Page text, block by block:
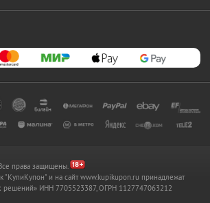
права защищены.
"КупиКупон" и на сайт www.kupikupon.ru принадлежат
решений» ИНН 7705523387, ОГРН 1127747063212